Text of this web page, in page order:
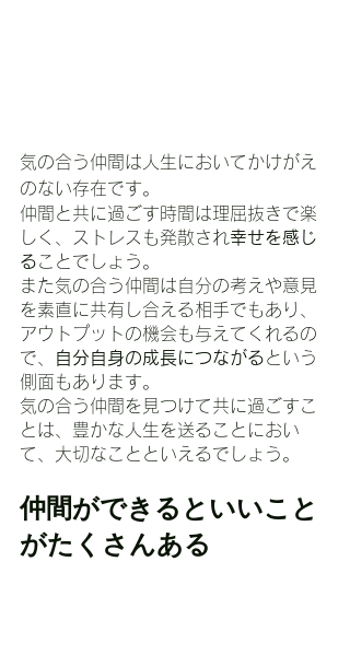
気の合う仲間は人生においてかけがえ
のない存在です。
仲間と共に過ごす時間は理屈抜きで楽
しく、ストレスも発散され幸せを感じ
ることでしょう。
また気の合う仲間は自分の考えや意見
を素直に共有し合える相手でもあり、
アウトプットの機会も与えてくれるの
で、
自分自身の成長につながるという
側面もあります。
気の合う仲間を見つけて共に過ごすこ
とは、豊かな人生を送ることにおい
て、大切なことといえるでしょう。
仲間ができるといいこと
がたくさんある